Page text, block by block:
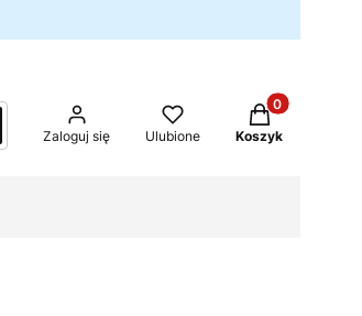
Zaloguj się Ulubione
Produkty w
Koszyk